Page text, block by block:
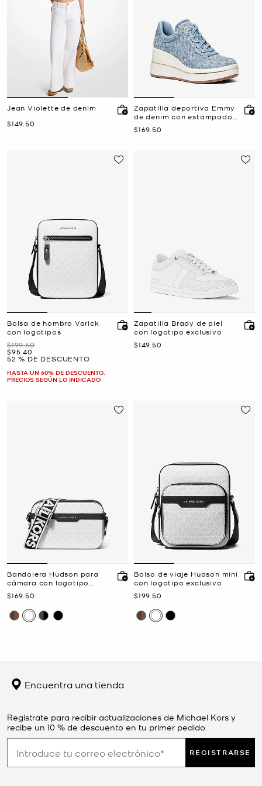
Jean Violette de denim
Ahora
$149.50
Zapatilla deportiva Emmy
de denim con estampado
del logotipo exclusivo con
cuña
Ahora
$169.50
Bolsa de hombro Varick
con logotipos
Era
$199.50
Ahora
$95.40
52 % DE DESCUENTO
HASTA UN 60% DE DESCUENTO.
PRECIOS SEGÚN LO INDICADO
Zapatilla Brady de piel
con logotipo exclusivo
Ahora
$149.50
Bandolera Hudson para
cámara con logotipo
exclusivo
Ahora
$169.50
Bolso de viaje Hudson mini
con logotipo exclusivo
Ahora
$199.50
Encuentra una tienda
Regístrate para recibir actualizaciones de Michael Kors y
recibe un 10 % de descuento en tu primer pedido.
REGISTRARSE